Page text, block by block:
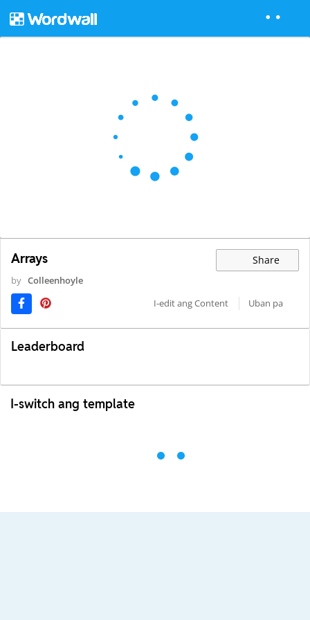
Arrays Share
by Colleenhoyle
I-edit ang Content
Uban pa
Leaderboard
I-switch ang template